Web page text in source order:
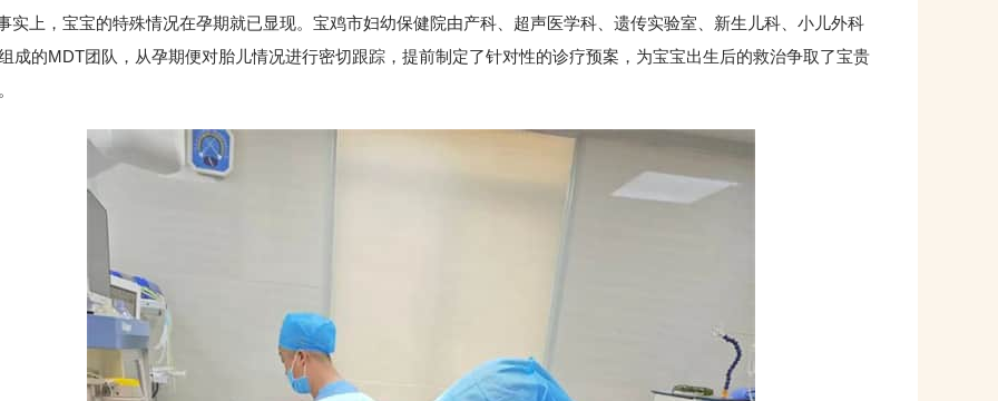
，宝宝的特殊情况在孕期就已显现。宝鸡市妇幼保健院由产科、超声医学科、遗传实验室、新生儿科、小儿外科
成的MDT团队，从孕期便对胎儿情况进行密切跟踪，提前制定了针对性的诊疗预案，为宝宝出生后的救治争取了宝贵